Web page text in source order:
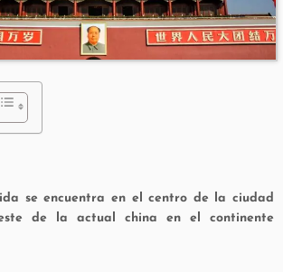
se encuentra en el centro de la ciudad
de la actual china en el continente